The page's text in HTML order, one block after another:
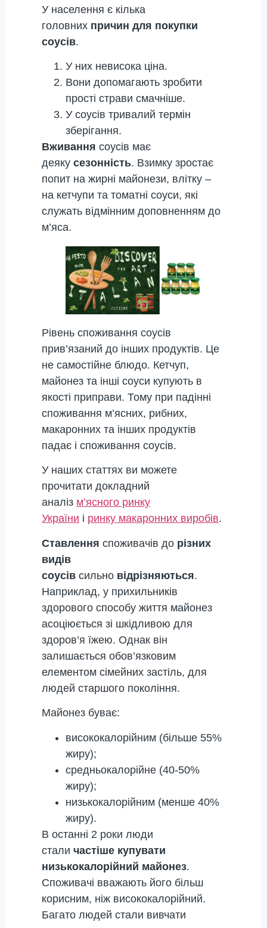
У населення є кілька
головних причин для покупки
соусів.
У них невисока ціна.
Вони допомагають зробити
прості страви смачніше.
У соусів тривалий термін
зберігання.
Вживання соусів має
деяку сезонність. Взимку зростає
попит на жирні майонези, влітку –
на кетчупи та томатні соуси, які
служать відмінним доповненням до
м’яса.
Рівень споживання соусів
прив’язаний до інших продуктів. Це
не самостійне блюдо. Кетчуп,
майонез та інші соуси купують в
якості приправи. Тому при падінні
споживання м’ясних, рибних,
макаронних та інших продуктів
падає і споживання соусів.
У наших статтях ви можете
прочитати докладний
аналіз м’ясного ринку
України і ринку макаронних виробів.
Ставлення споживачів до різних
видів
соусів сильно відрізняються.
Наприклад, у прихильників
здорового способу життя майонез
асоціюється зі шкідливою для
здоров’я їжею. Однак він
залишається обов’язковим
елементом сімейних застіль, для
людей старшого покоління.
Майонез буває:
висококалорійним (більше 55%
жиру);
средньокалорійне (40-50%
жиру);
низькокалорійним (менше 40%
жиру).
В останні 2 роки люди
стали частіше купувати
низькокалорійний майонез.
Споживачі вважають його більш
корисним, ніж висококалорійний.
Багато людей стали вивчати